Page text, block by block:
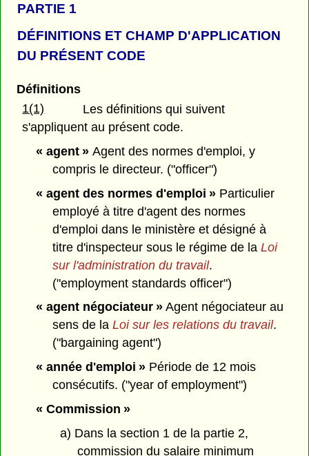
PARTIE 1
DÉFINITIONS ET CHAMP D'APPLICATION
DU PRÉSENT CODE
Définitions
1(1)
Les définitions qui suivent
s'appliquent au présent code.
« agent »Agent des normes d'emploi, y
compris le directeur. ("officer")
« agent des normes d'emploi »Particulier
employé à titre d'agent des normes
d'emploi dans le ministère et désigné à
titre d'inspecteur sous le régime de laLoi
sur l'administration du travail.
("employment standards officer")
« agent négociateur »Agent négociateur au
sens de laLoi sur les relations du travail.
("bargaining agent")
« année d'emploi »Période de 12 mois
consécutifs. ("year of employment")
« Commission »
a) Dans la section 1 de la partie 2,
commission du salaire minimum